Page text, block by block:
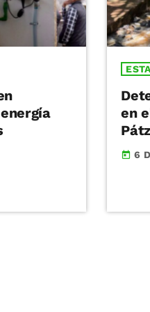
en
today 6